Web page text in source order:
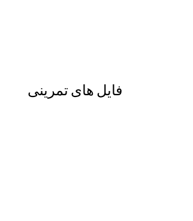
فایل های تمرینی